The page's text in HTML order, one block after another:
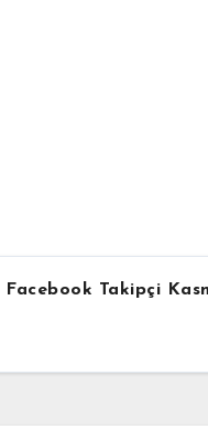
Facebook Takipçi